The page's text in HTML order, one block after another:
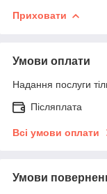
Приховати
Умови оплати
Надання послуги
Післяплата
Всі умови оплати
Умови